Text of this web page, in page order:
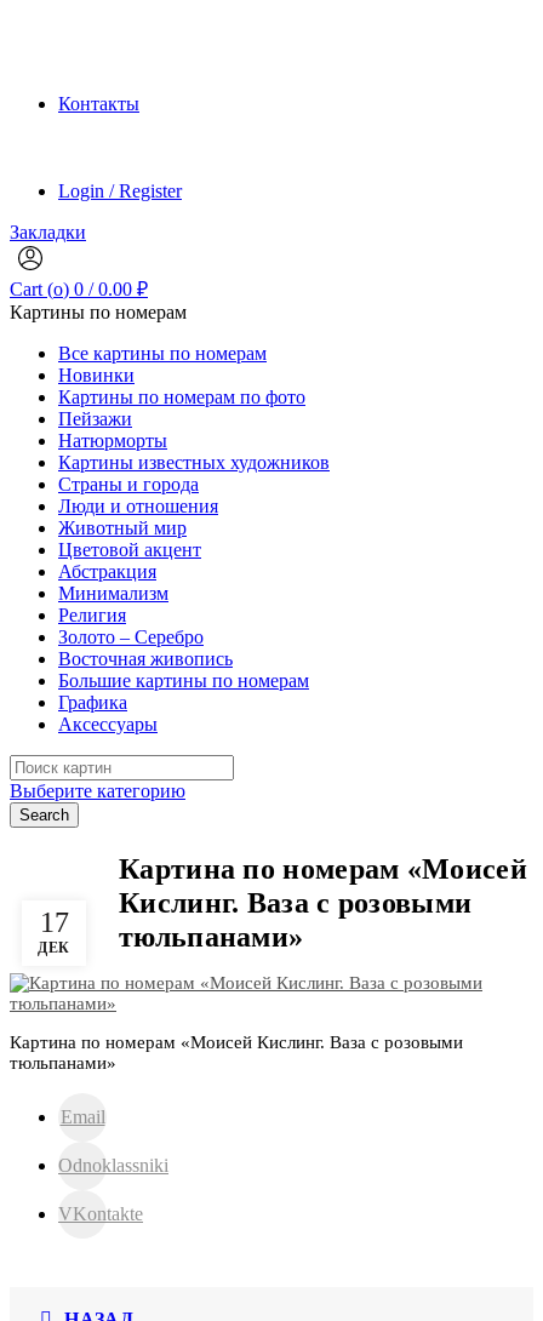
Контакты
Login / Register
Закладки
Cart (o) 0 / 0.00 ₽
Картины по номерам
Все картины по номерам
Новинки
Картины по номерам по фото
Пейзажи
Натюрморты
Картины известных художников
Страны и города
Люди и отношения
Животный мир
Цветовой акцент
Абстракция
Минимализм
Религия
Золото – Серебро
Восточная живопись
Большие картины по номерам
Графика
Аксессуары
Search
for:
Выберите категорию
Search
17
ДЕК
Картина по номерам «Моисей
Кислинг. Ваза с розовыми
тюльпанами»
Картина по номерам «Моисей Кислинг. Ваза с розовыми
тюльпанами»
Email
Odnoklassniki
VKontakte